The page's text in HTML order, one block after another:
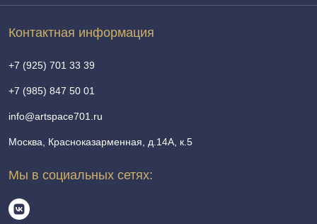
Контактная информация
+7 (925) 701 33 39
+7 (985) 847 50 01
info@artspace701.ru
Москва, Красноказарменная, д.14А, к.5
Мы в социальных сетях: